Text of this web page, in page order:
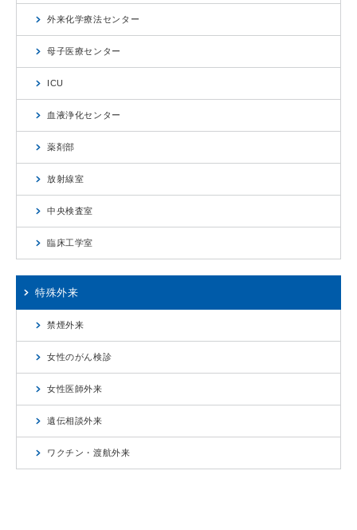
外来化学療法センター
母子医療センター
ICU
血液浄化センター
薬剤部
放射線室
中央検査室
臨床工学室
特殊外来
禁煙外来
女性のがん検診
女性医師外来
遺伝相談外来
ワクチン・渡航外来